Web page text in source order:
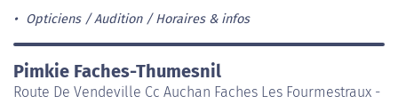
Opticiens / Audition Horaires & infos
Pimkie Faches-Thumesnil
Route De Vendeville Cc Auchan Faches Les Fourmestraux -